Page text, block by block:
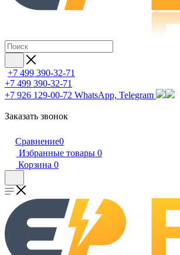
+7 499 390-32-71
+7 499 390-32-71
+7 926 129-00-72 WhatsApp, Telegram
Заказать звонок
Сравнение0
Избранные товары 0
Корзина 0